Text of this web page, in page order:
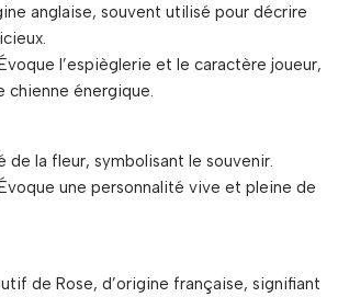
anglaise, souvent utilisé pour décrire
l’espièglerie et le caractère joueur,
chienne énergique.
de la fleur, symbolisant le souvenir.
une personnalité vive et pleine de
de Rose, d’origine française, signifiant